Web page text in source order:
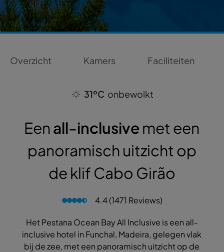
Overzicht Kamers Faciliteiten
31ºC onbewolkt
Eenall-inclusive met een
panoramisch uitzicht op
de klif Cabo Girão
4.4 (1471 Reviews)
Het Pestana Ocean Bay All Inclusive is een all-
inclusive hotel in Funchal, Madeira, gelegen vlak
bij de zee, met een panoramisch uitzicht op de